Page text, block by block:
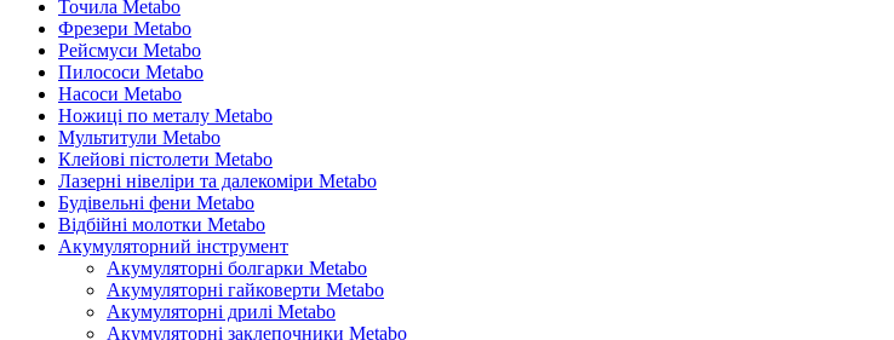
Точила Metabo
Фрезери Metabo
Рейсмуси Metabo
Пилососи Metabo
Насоси Metabo
Ножиці по металу Metabo
Мультитули Metabo
Клейові пістолети Metabo
Лазерні нівеліри та далекоміри Metabo
Будівельні фени Metabo
Відбійні молотки Metabo
Акумуляторний інструмент
Акумуляторні болгарки Metabo
Акумуляторні гайковерти Metabo
Акумуляторні дрилі Metabo
Акумуляторні заклепочники Metabo